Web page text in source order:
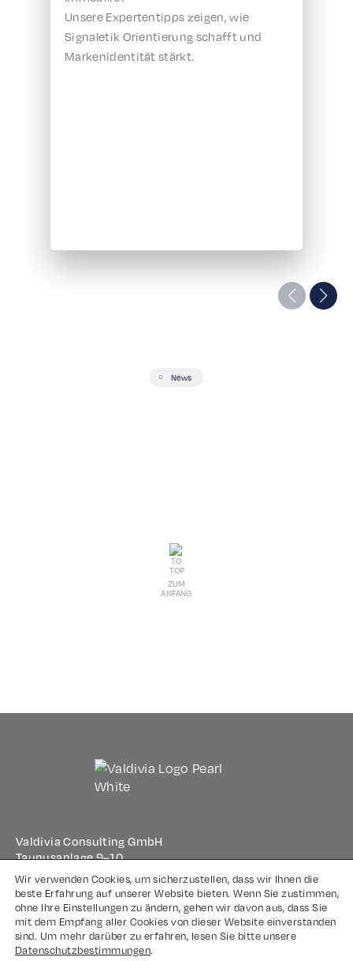
Unsere Expertentipps zeigen, wie
Signaletik Orientierung schafft und
Markenidentität stärkt.
News
ZUM
ANFANG
Valdivia Consulting GmbH
Taunusanlage 9–10
60329 Frankfurt am Main
Impressum
Datenschutz
Wir verwenden Cookies, um sicherzustellen, dass wir Ihnen die
beste Erfahrung auf unserer Website bieten. Wenn Sie zustimmen,
ohne Ihre Einstellungen zu ändern, gehen wir davon aus, dass Sie
mit dem Empfang aller Cookies von dieser Website einverstanden
sind. Um mehr darüber zu erfahren, lesen Sie bitte unsere
Datenschutzbestimmungen.